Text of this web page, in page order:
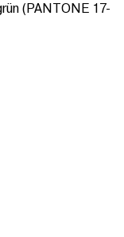
(PANTONE 17-